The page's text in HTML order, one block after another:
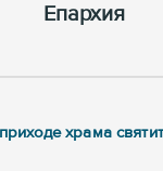
Епархия
храма